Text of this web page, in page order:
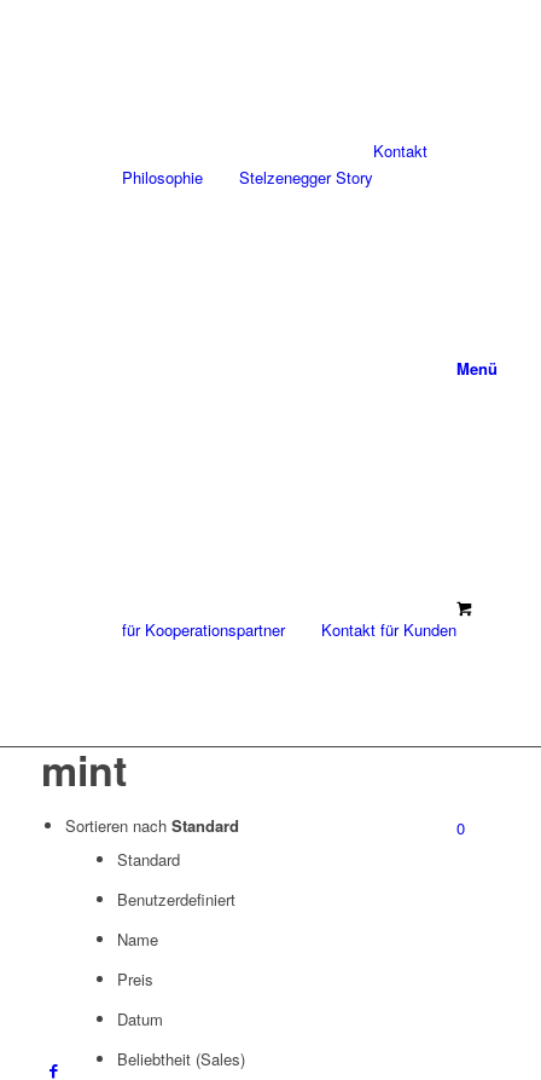
Philosophie Stelzenegger Story
Kontakt
für Kooperationspartner Kontakt für Kunden
Menü
0
mint
Sortieren nach Standard
Standard
Benutzerdefiniert
Name
Preis
Datum
Beliebtheit (Sales)